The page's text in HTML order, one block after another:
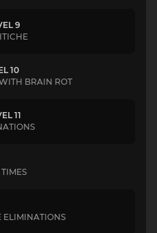
9
10
BRAIN ROT
11
ELIMINATIONS